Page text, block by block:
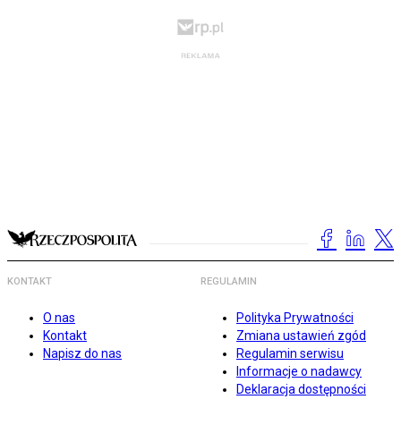
KONTAKT
O nas
Kontakt
Napisz do nas
REGULAMIN
Polityka Prywatności
Zmiana ustawień zgód
Regulamin serwisu
Informacje o nadawcy
Deklaracja dostępności